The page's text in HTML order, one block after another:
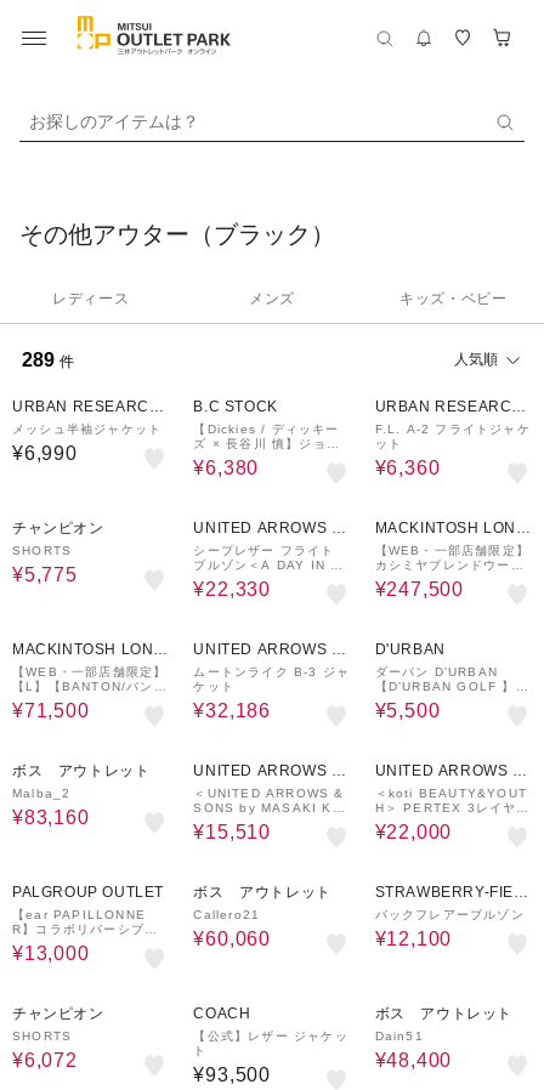
お探しのアイテムは？
その他アウター（ブラック）
レディース メンズ キッズ・ベビー
289 件 人気順
URBAN RESEARCH
ware house
メッシュ半袖ジャケット
¥6,990
B.C STOCK
【Dickies / ディッキー
ズ × 長谷川 慎】ジョー
カー ワーク ジャケット
¥6,380
URBAN RESEARCH
ware house
F.L. A-2 フライトジャケ
ット
¥6,360
チャンピオン
SHORTS
¥5,775
UNITED ARROWS O
UTLET
シープレザー フライト
ブルゾン＜A DAY IN TH
E LIFE＞
¥22,330
MACKINTOSH LOND
ON
【WEB・一部店舗限定】
カシミヤブレンドウール
リバースタンドカラーコ
ート
¥247,500
MACKINTOSH LOND
ON
【WEB・一部店舗限定】
【L】【BANTON/バント
ン】ステンカラーコート
¥71,500
UNITED ARROWS O
UTLET
ムートンライク B-3 ジャ
ケット
¥32,186
D'URBAN
ダーバン D'URBAN
【D'URBAN GOLF 】ス
トレートパンツ(Ladies)
¥5,500
ボス アウトレット
Malba_2
¥83,160
UNITED ARROWS O
UTLET
＜UNITED ARROWS &
SONS by MASAKI KA
WASE＞ W/N TRO ZIP
JACKET/ジャケット
¥15,510
UNITED ARROWS O
UTLET
＜koti BEAUTY&YOUT
H＞ PERTEX 3レイヤー
マルチ パーカー ジャケ
ット
¥22,000
PALGROUP OUTLET
【ear PAPILLONNE
R】コラボリバーシブル
ハーフコート
¥13,000
ボス アウトレット
Callero21
¥60,060
STRAWBERRY-FIEL
DS
バックフレアーブルゾン
¥12,100
チャンピオン
SHORTS
¥6,072
COACH
【公式】レザー ジャケッ
ト
¥93,500
ボス アウトレット
Dain51
¥48,400